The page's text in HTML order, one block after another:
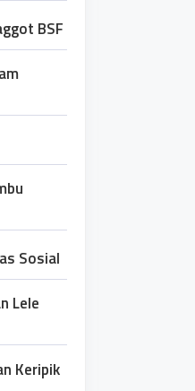
BSF
Sosial
Lele
Keripik